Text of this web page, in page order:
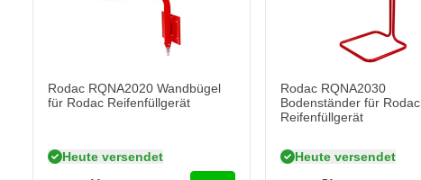
Rodac RQNA2020 Wandbügel
für Rodac Reifenfüllgerät
Heute versendet
Rodac RQNA2030
Bodenständer für Rodac
Reifenfüllgerät
Heute versendet